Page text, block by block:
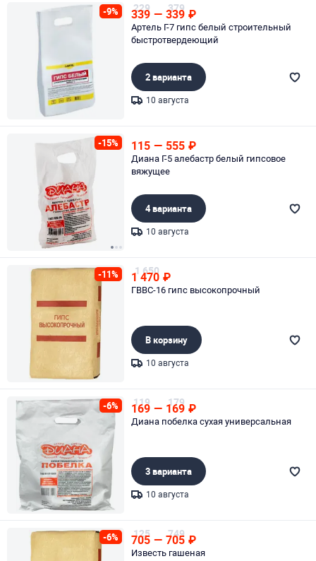
-9% 229
339 — 379
339 ₽
Артель Г-7 гипс белый строительный
быстротвердеющий
2 варианта
10 августа
-15% 115 — 555 ₽
Диана Г-5 алебастр белый гипсовое
вяжущее
4 варианта
10 августа
-11% 1 650
1 470 ₽
ГВВС-16 гипс высокопрочный
В корзину
10 августа
-6% 119
169 — 179
169 ₽
Диана побелка сухая универсальная
3 варианта
10 августа
-6% 125
705 — 749
705 ₽
Известь гашеная